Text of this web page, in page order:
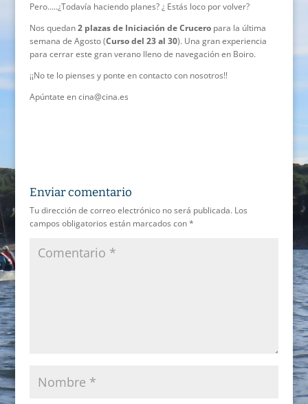
Pero…..¿Todavía haciendo planes? ¿ Estás loco por volver?
Nos quedan2 plazas de Iniciación de Cruceropara la última
semana de Agosto (Curso del 23 al 30). Una gran experiencia
para cerrar este gran verano lleno de navegación en Boiro.
¡¡No te lo pienses y ponte en contacto con nosotros!!
Apúntate en cina@cina.es
Enviar comentario
Tu dirección de correo electrónico no será publicada. Los
campos obligatorios están marcados con*